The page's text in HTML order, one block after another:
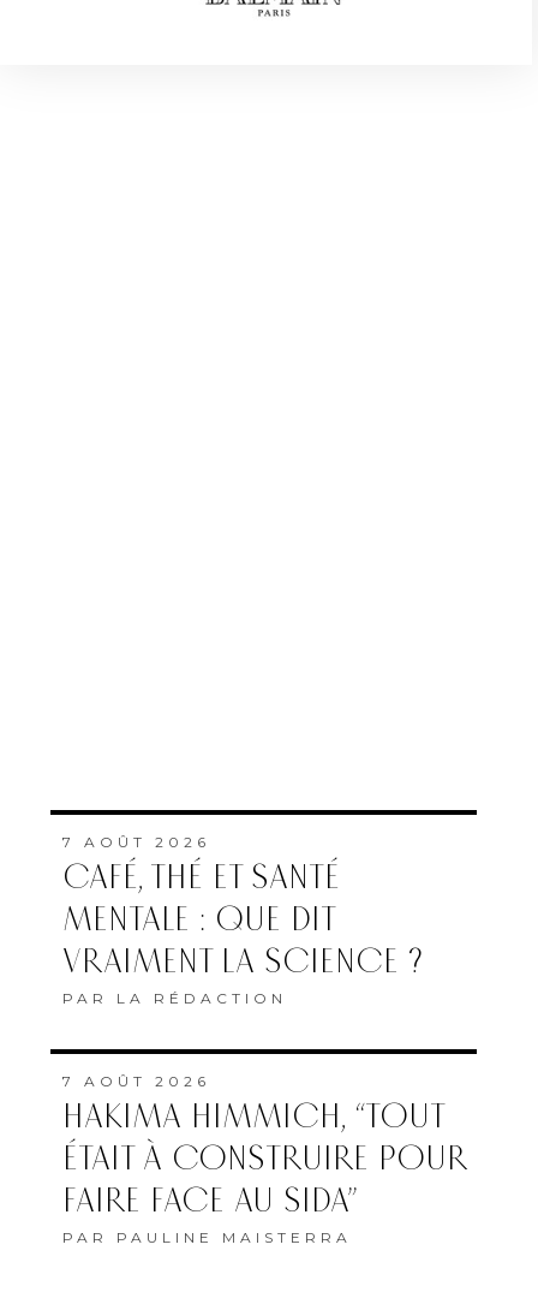
7 AOÛT 2026
CAFÉ, THÉ ET SANTÉ
MENTALE : QUE DIT
VRAIMENT LA SCIENCE ?
PAR LA RÉDACTION
7 AOÛT 2026
HAKIMA HIMMICH, “TOUT
ÉTAIT À CONSTRUIRE POUR
FAIRE FACE AU SIDA”
PAR PAULINE MAISTERRA